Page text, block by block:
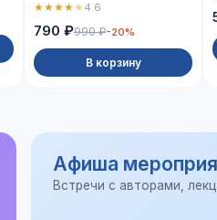
★★★★★4.6
790 ₽990 ₽-20%
В корзину
Афиша
Встречи с авторами,